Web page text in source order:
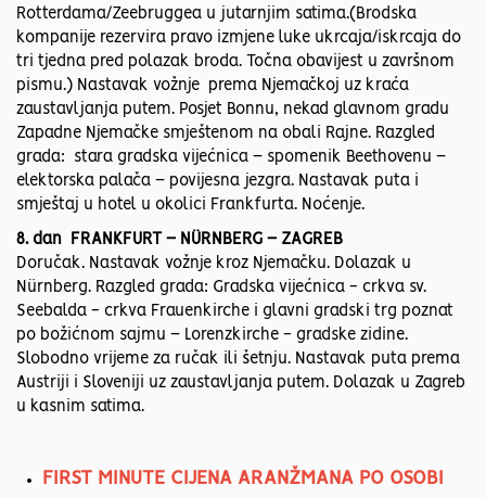
Rotterdama/Zeebruggea u jutarnjim satima.(Brodska
kompanije rezervira pravo izmjene luke ukrcaja/iskrcaja do
tri tjedna pred polazak broda. Točna obavijest u završnom
pismu.) Nastavak vožnje prema Njemačkoj uz kraća
zaustavljanja putem. Posjet Bonnu, nekad glavnom gradu
Zapadne Njemačke smještenom na obali Rajne. Razgled
grada: stara gradska vijećnica – spomenik Beethovenu –
elektorska palača – povijesna jezgra. Nastavak puta i
smještaj u hotel u okolici Frankfurta. Noćenje.
8. dan FRANKFURT – NÜRNBERG – ZAGREB
Doručak. Nastavak vožnje kroz Njemačku. Dolazak u
Nürnberg. Razgled grada: Gradska vijećnica - crkva sv.
Seebalda - crkva Frauenkirche i glavni gradski trg poznat
po božićnom sajmu – Lorenzkirche - gradske zidine.
Slobodno vrijeme za ručak ili šetnju. Nastavak puta prema
Austriji i Sloveniji uz zaustavljanja putem. Dolazak u Zagreb
u kasnim satima.
FIRST MINUTE CIJENA ARANŽMANA PO OSOBI